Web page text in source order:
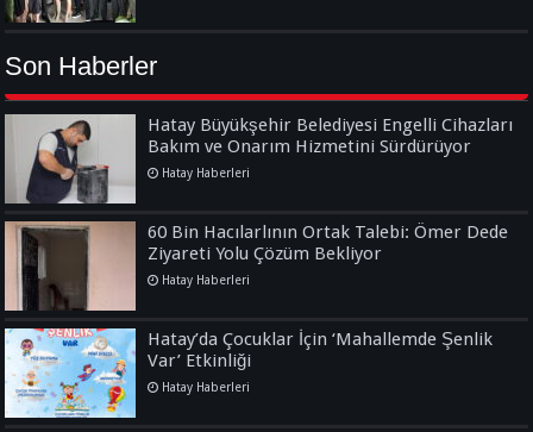
Son Haberler
Hatay Büyükşehir Belediyesi Engelli Cihazları
Bakım ve Onarım Hizmetini Sürdürüyor
Hatay Haberleri
60 Bin Hacılarlının Ortak Talebi: Ömer Dede
Ziyareti Yolu Çözüm Bekliyor
Hatay Haberleri
Hatay’da Çocuklar İçin ‘Mahallemde Şenlik
Var’ Etkinliği
Hatay Haberleri